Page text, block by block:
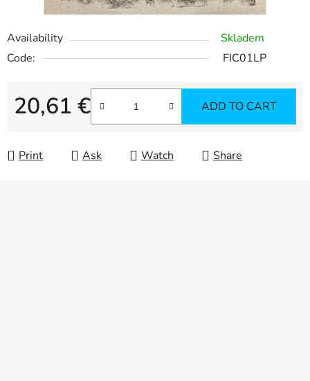
Availability
Skladem
Code:
FIC01LP
20,61 € ADD TO CART
Print Ask Watch Share